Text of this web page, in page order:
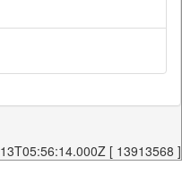
[ 13913568 ]